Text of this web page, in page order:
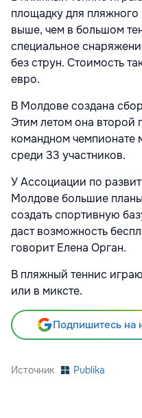
площадку для пляжного
выше, чем в большом
специальное
без струн. Стоимость
евро.
В Молдове создана
Этим летом она второй
командном чемпионате
среди 33 участников.
У Ассоциации по
Молдове большие
создать спортивную
даст возможность
говорит Елена Орган.
В пляжный теннис
или в миксте.
Подпишитесь на
Источник Publika